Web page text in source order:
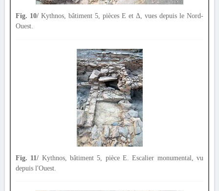
Fig. 10/ Kythnos, bâtiment 5, pièces Ε et Δ, vues depuis le Nord-
Ouest.
Fig. 11/ Kythnos, bâtiment 5, pièce Ε. Escalier monumental, vu
depuis l'Ouest.